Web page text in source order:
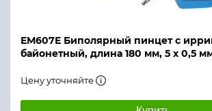
ЕМ607Е Биполярный пинцет с
байонетный, длина 180 мм, 5 х 0,5
Цену уточняйте